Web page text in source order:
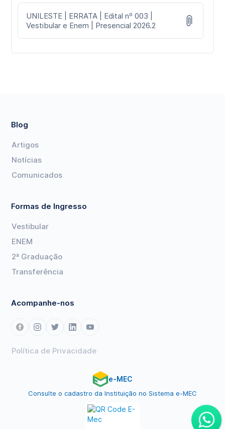
UNILESTE | ERRATA | Edital nº 003 |
Vestibular e Enem | Presencial 2026.2
Blog
Artigos
Notícias
Comunicados
Formas de Ingresso
Vestibular
ENEM
2ª Graduação
Transferência
Acompanhe-nos
Política de Privacidade
e-MEC
Consulte o cadastro da Instituição no Sistema e-MEC